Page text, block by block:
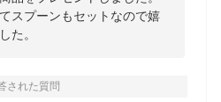
スプーンもセットなので嬉
た。
された質問